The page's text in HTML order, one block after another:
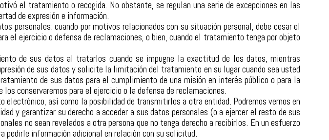
el tratamiento o recogida. No obstante, se regulan una serie de excepciones en las
de expresión e información.
personales: cuando por motivos relacionados con su situación personal, debe cesar el
el ejercicio o defensa de reclamaciones, o bien, cuando el tratamiento tenga por objeto
de sus datos al tratarlos cuando se impugne la exactitud de los datos, mientras
de sus datos y solicite la limitación del tratamiento en su lugar cuando sea usted
de sus datos para el cumplimiento de una misión en interés público o para la
conservaremos para el ejercicio o la defensa de reclamaciones.
así como la posibilidad de transmitirlos a otra entidad. Podremos vernos en
y garantizar su derecho a acceder a sus datos personales (o a ejercer el resto de sus
no sean revelados a otra persona que no tenga derecho a recibirlos. En un esfuerzo
pedirle información adicional en relación con su solicitud.